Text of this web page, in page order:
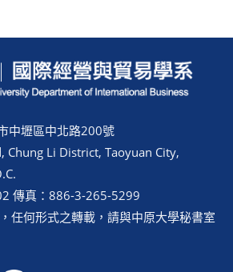
中壢區中北路200號
Chung Li District, Taoyuan City,
傳真：886-3-265-5299
任何形式之轉載，請與中原大學秘書室